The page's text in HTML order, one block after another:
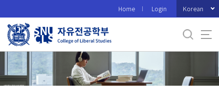
로
메
Home Login Korean